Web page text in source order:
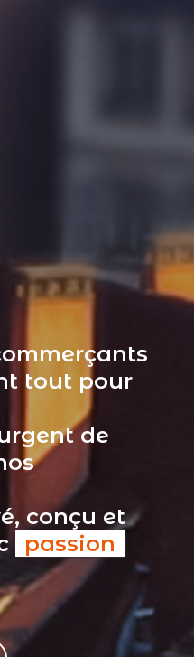
tout pour
de
conçu et
passion